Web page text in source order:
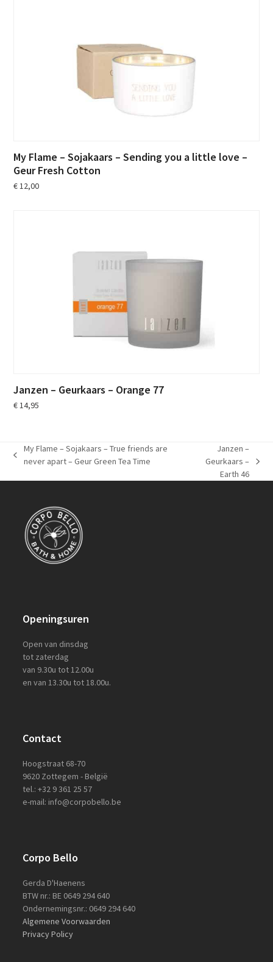
My Flame – Sojakaars – Sending you a little love –
Geur Fresh Cotton
€12,00
Janzen – Geurkaars – Orange 77
€14,95
previous
My Flame – Sojakaars – True friends are
never apart – Geur Green Tea Time
post:
Janzen –
Geurkaars –
Earth 46
Openingsuren
Open van dinsdag
tot zaterdag
van 9.30u tot 12.00u
en van 13.30u tot 18.00u.
Contact
Hoogstraat 68-70
9620 Zottegem - België
tel.: +32 9 361 25 57
e-mail: info@corpobello.be
Corpo Bello
Gerda D'Haenens
BTW nr.: BE 0649 294 640
Ondernemingsnr.: 0649 294 640
Algemene Voorwaarden
Privacy Policy